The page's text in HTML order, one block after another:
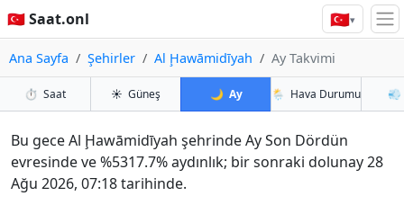
🇹🇷 Saat.onl 🇹🇷▾
Ana Sayfa Şehirler Al Ḩawāmidīyah Ay Takvimi
⏱️ Saat ☀️ Güneş 🌙 Ay 🌦️ Hava Durumu 💨
Bu gece Al Ḩawāmidīyah şehrinde Ay Son Dördün
evresinde ve %5317.7% aydınlık; bir sonraki dolunay 28
Ağu 2026, 07:18 tarihinde.